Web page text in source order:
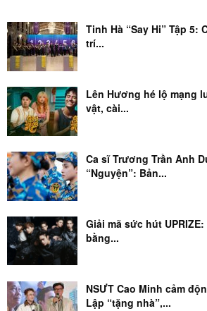
Tinh Hà “Say Hi” Tập 5:
trí...
Lên Hương hé lộ mạng
vật, cài...
Ca sĩ Trương Trần Anh
“Nguyện”: Bản...
Giải mã sức hút
bằng...
NSƯT Cao Minh cảm
Lập “tặng nhà”,...